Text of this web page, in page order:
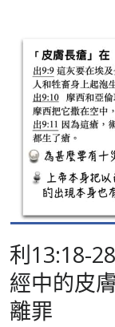
利13:18-
經中的皮
離罪